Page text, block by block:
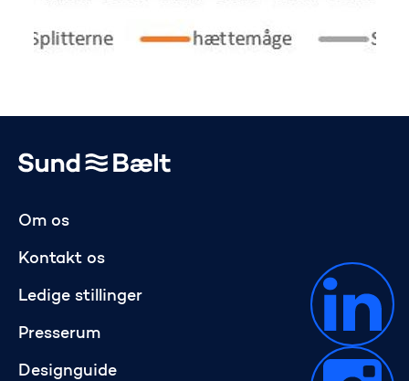
Om os
Kontakt os
Ledige stillinger
Presserum
Designguide